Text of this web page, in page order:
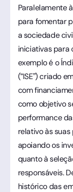
Paralelamente
para fomentar
a sociedade
iniciativas para
exemplo é o
(“ISE”) criado
com
como objetivo
performance
relativo às
apoiando os
quanto à
responsáveis.
histórico das